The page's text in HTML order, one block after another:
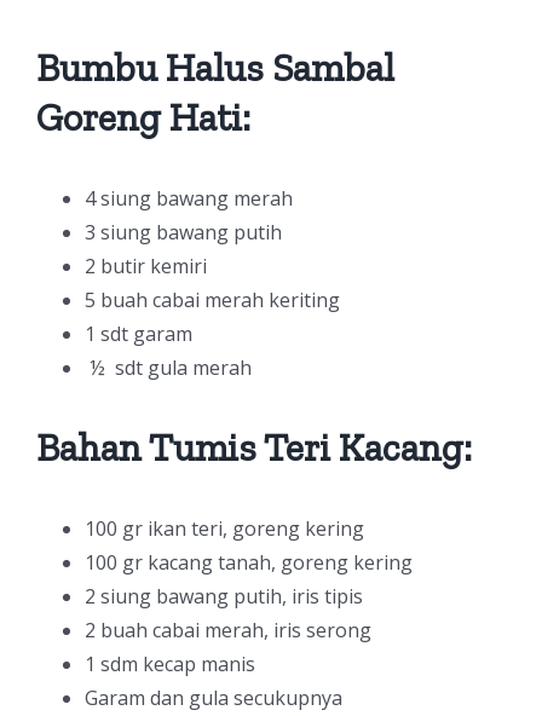
Bumbu Halus Sambal
Goreng Hati:
4 siung bawang merah
3 siung bawang putih
2 butir kemiri
5 buah cabai merah keriting
1 sdt garam
½ sdt gula merah
Bahan Tumis Teri Kacang:
100 gr ikan teri, goreng kering
100 gr kacang tanah, goreng kering
2 siung bawang putih, iris tipis
2 buah cabai merah, iris serong
1 sdm kecap manis
Garam dan gula secukupnya